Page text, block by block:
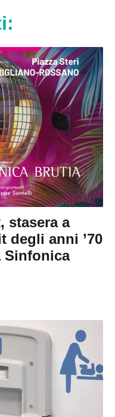
stasera a
degli anni ’70
Sinfonica